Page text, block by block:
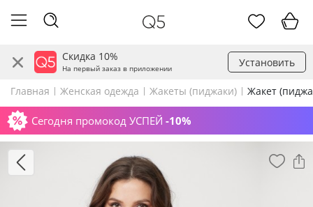
Скидка 10%
На первый заказ в приложении Установить
Главная Женская одежда Жакеты (пиджаки) Жакет
Сегодня промокод УСПЕЙ -10%